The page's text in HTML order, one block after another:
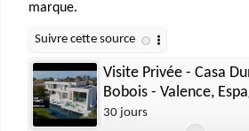
marque.
Visite Privée - Casa
Bobois - Valence,
30 jours